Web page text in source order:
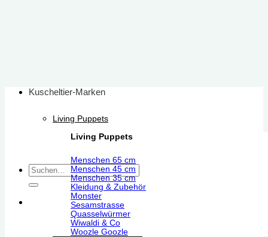
Suchen
nach:
Kuscheltier-Marken
Living Puppets
Living Puppets
Menschen 65 cm
Menschen 45 cm
Menschen 35 cm
Kleidung & Zubehör
Monster
Sesamstrasse
Quasselwürmer
Wiwaldi & Co
Woozle Goozle